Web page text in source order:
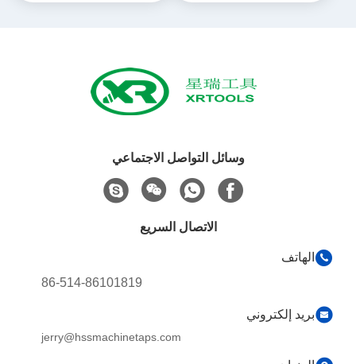
وسائل التواصل الاجتماعي
الاتصال السريع
الهاتف
86-514-86101819
بريد إلكتروني
jerry@hssmachinetaps.com